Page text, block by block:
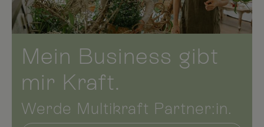
Mein Business gibt
mir Kraft.
Werde Multikraft Partner:in.